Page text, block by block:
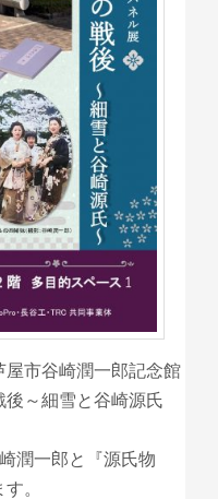
屋市谷崎潤一郎記念館
～細雪と谷崎源氏
潤一郎と『源氏物
。